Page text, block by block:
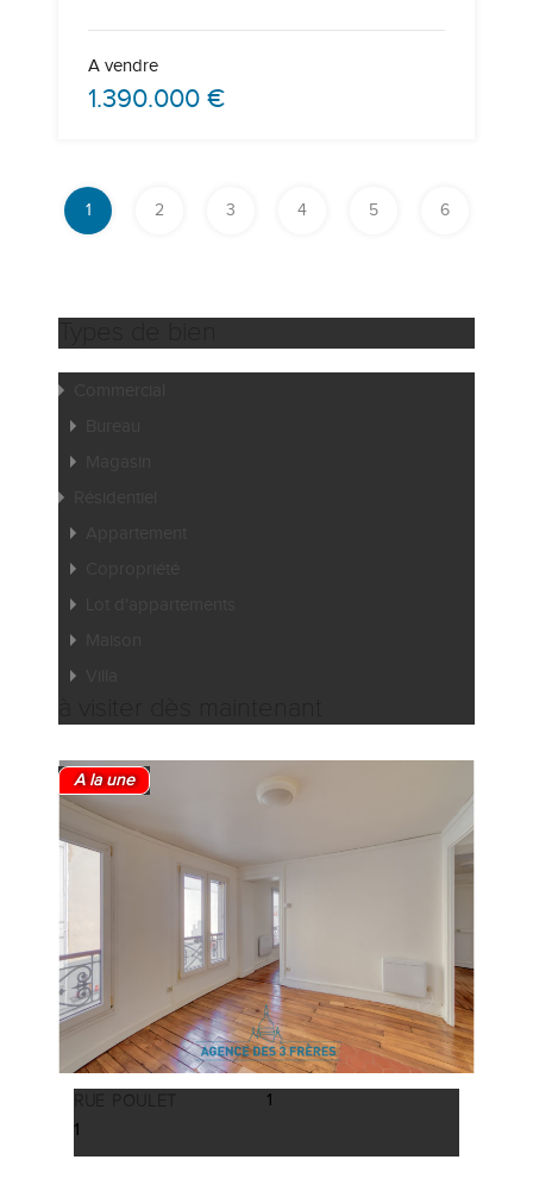
A vendre
1.390.000 €
1 2 3 4 5 6
A la une
1
1